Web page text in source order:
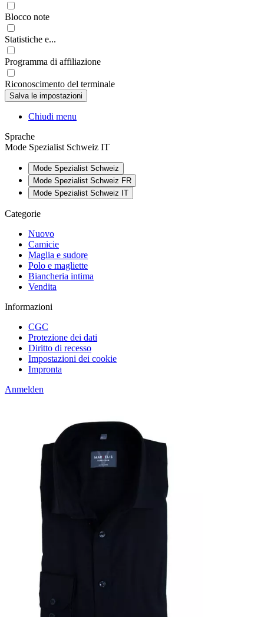
Blocco note
Statistiche e...
Programma di affiliazione
Riconoscimento del terminale
Chiudi menu
Sprache
Mode Spezialist Schweiz IT
Mode Spezialist Schweiz
Mode Spezialist Schweiz FR
Mode Spezialist Schweiz IT
Categorie
Nuovo
Camicie
Maglia e sudore
Polo e magliette
Biancheria intima
Vendita
Informazioni
CGC
Protezione dei dati
Diritto di recesso
Impostazioni dei cookie
Impronta
Anmelden